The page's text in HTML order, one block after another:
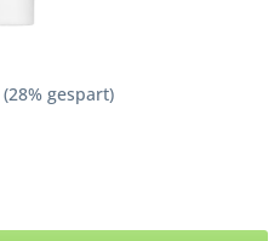
(28% gespart)